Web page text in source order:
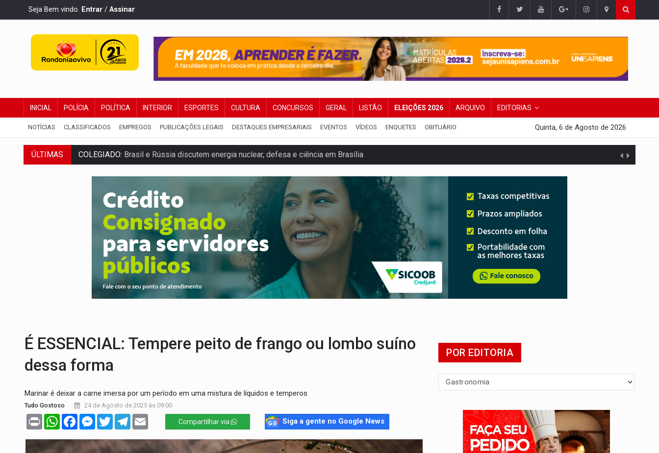
Seja Bem vindo. Entrar / Assinar
INICIAL POLÍCIA POLÍTICA INTERIOR ESPORTES CULTURA CONCURSOS GERAL LISTÃO ELEIÇÕES 2026 ARQUIVO EDITORIAS
NOTÍCIAS CLASSIFICADOS EMPREGOS PUBLICAÇÕES LEGAIS DESTAQUES EMPRESARIAIS EVENTOS VÍDEOS ENQUETES OBITUÁRIO Quinta, 6 de Agosto de 2026
ÚLTIMAS
COLEGIADO:Brasil e Rússia discutem energia nuclear, defesa e ciência em Brasília
URGENTE:Colisão entre caminhão e carro deixa quatro mortos e um em estado grave na BR
Amazônia Negra ganha projeção nacional com participação de Marcela Bonfim
PREVISÃO: Porto Velho tem chances de chuvas isoladas nesta sexta-feira (7)
SINDICATOS UNIDOS: Assembleia Geral delibera greve da educação municipal em Porto Velho
PROCESSO SELETIVO:Rondoniaovivo abre oficina de Comunicação com oportunidade de integrar equipe
AGOSTO LILÁS: MPRO lança de portal e promove reflexão sobre trajetória da Lei Maria da Penha
REGULARIZAÇÃO: Refis 2026 segue até o fim do ano para regularização de débitos
ROLIM DE MOURA:Programa da Energisa beneficia 60 famílias com geladeiras e ventiladores novos
É ESSENCIAL: Tempere peito de frango ou lombo suíno
dessa forma
Marinar é deixar a carne imersa por um período em uma mistura de líquidos e temperos
Tudo Gostoso 24 de Agosto de 2025 às 09:00
Print WhatsAppFacebookMessenger
TwitterTelegram Compartilhar via Siga a gente no Google News
POR EDITORIA